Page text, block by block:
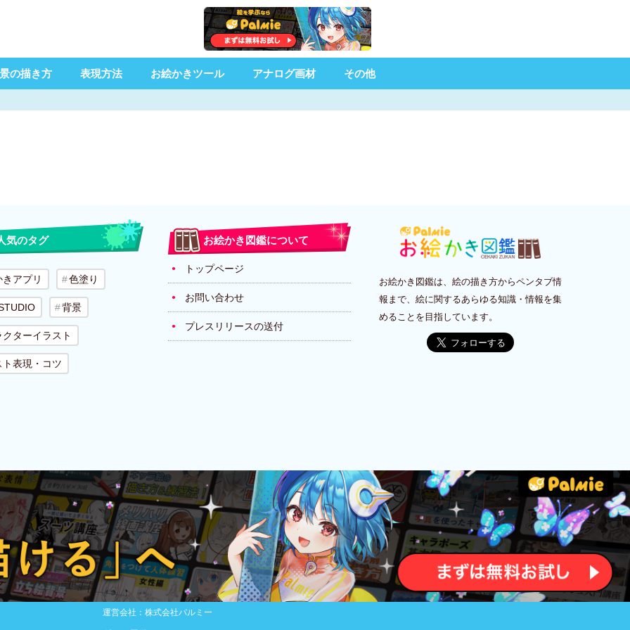
の描き方 表現方法 お絵かきツール アナログ画材 その他
気のタグ
アプリ 色塗り
背景
ターイラスト
ト表現・コツ
お絵かき図鑑について
トップページ
お問い合わせ
プレスリリースの送付
お絵かき図鑑は、絵の描き方からペンタブ情
報まで、絵に関するあらゆる知識・情報を集
めることを目指しています。
運営会社：株式会社パルミー